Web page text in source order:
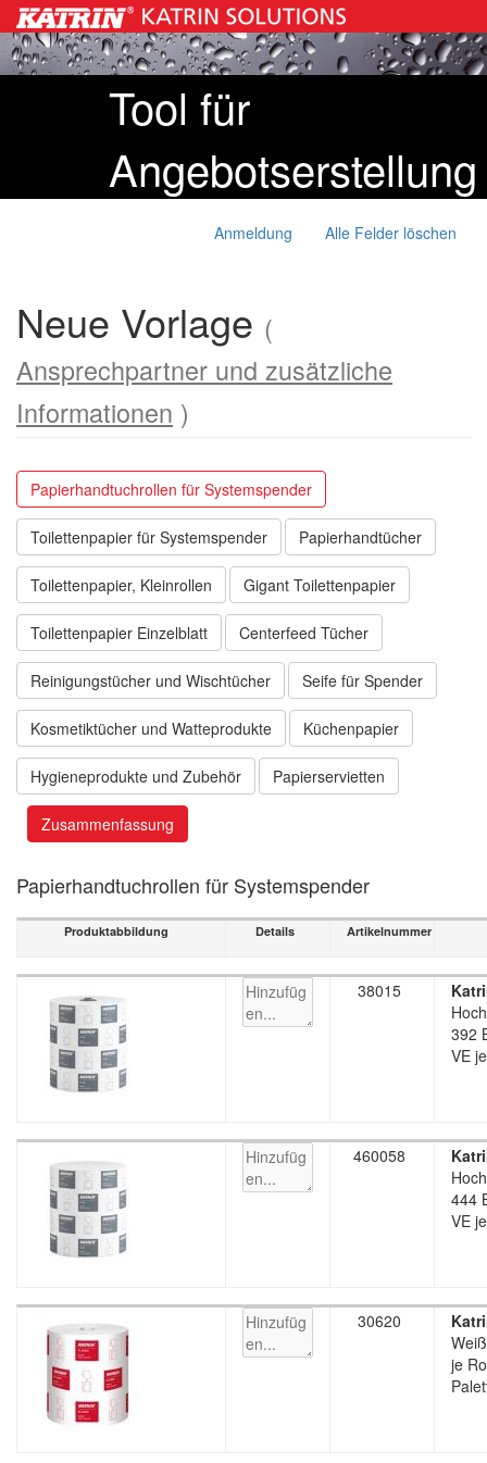
Tool für
Angebotserstellung
Anmeldung Alle Felder löschen
Neue Vorlage (
Ansprechpartner und zusätzliche
Informationen )
Papierhandtuchrollen für Systemspender
Toilettenpapier für Systemspender Papierhandtücher
Toilettenpapier, Kleinrollen Gigant Toilettenpapier
Toilettenpapier Einzelblatt Centerfeed Tücher
Reinigungstücher und Wischtücher Seife für Spender
Kosmetiktücher und Watteprodukte Küchenpapier
Hygieneprodukte und Zubehör Papierservietten
Zusammenfassung
Papierhandtuchrollen für Systemspender
Produktabbildung Details Artikelnummer
38015
392
VE
460058
444
VE
30620
je